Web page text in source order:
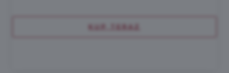
KUP TERAZ